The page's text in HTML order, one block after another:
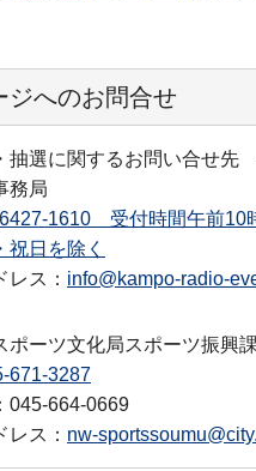
ジへのお問合せ
抽選に関するお問い合せ先
務局
1610 受付時間午前10
⽇を除く
レス： info@kampo-radio-
ポーツ文化局スポーツ振興課
671-3287
045-664-0669
レス： nw-